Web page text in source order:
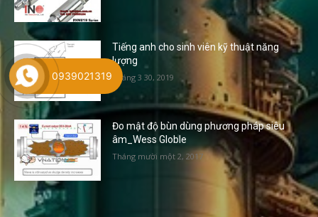
Tiếng anh cho sinh viên kỹ thuật năng
lượng
Tháng 3 30, 2019
Đo mật độ bùn dùng phương pháp siêu
âm_Wess Globle
Tháng mười một 2, 2017
0939021319